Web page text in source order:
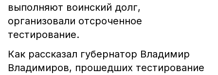
выполняют воинский долг,
организовали отсроченное
тестирование.
Как рассказал губернатор Владимир
Владимиров, прошедших тестирование